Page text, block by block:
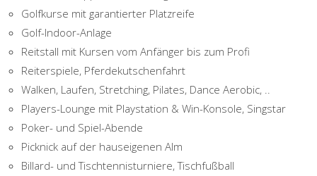
Golfkurse mit garantierter Platzreife
Golf-Indoor-Anlage
Reitstall mit Kursen vom Anfänger bis zum Profi
Reiterspiele, Pferdekutschenfahrt
Walken, Laufen, Stretching, Pilates, Dance Aerobic, ..
Players-Lounge mit Playstation & Win-Konsole, Singstar
Poker- und Spiel-Abende
Picknick auf der hauseigenen Alm
Billard- und Tischtennisturniere, Tischfußball